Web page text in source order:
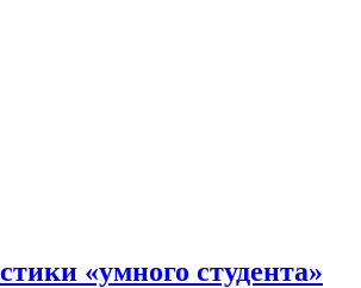
«умного студента»